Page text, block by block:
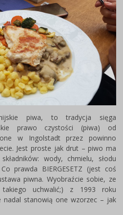
piwa, to tradycja sięga
prawo czystości (piwa) od
w Ingolstadt przez powinno
Jest proste jak drut – piwo ma
wody, chmielu, słodu
prawda BIERGESETZ (jest coś
piwna. Wyobraźcie sobie, ze
uchwalić;) z 1993 roku
nadal stanowią one wzorzec – jak